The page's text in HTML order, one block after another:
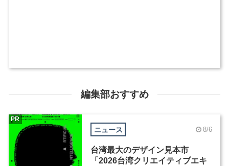
編集部おすすめ
ニュース 8/6
台湾最大のデザイン見本市
「2026台湾クリエイティブエキ
PR